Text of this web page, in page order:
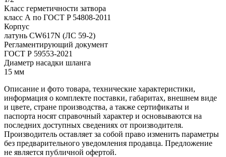
Класс герметичности затвора
класс А по ГОСТ P 54808-2011
Корпус
латунь CW617N (ЛС 59-2)
Регламентирующий документ
ГОСТ Р 59553-2021
Диаметр насадки шланга
15 мм
Описание и фото товара, технические характеристики,
информация о комплекте поставки, габаритах, внешнем виде
и цвете, стране производства, а также сертификаты и
паспорта носят справочный характер и основываются на
последних доступных сведениях от производителя.
Производитель оставляет за собой право изменить параметры
без предварительного уведомления продавца. Предложение
не является публичной офертой.